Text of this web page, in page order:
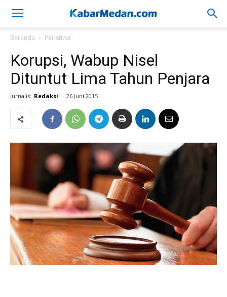
Beranda Peristiwa
Korupsi, Wabup Nisel
Dituntut Lima Tahun Penjara
Jurnalis: Redaksi - 26 Juni 2015